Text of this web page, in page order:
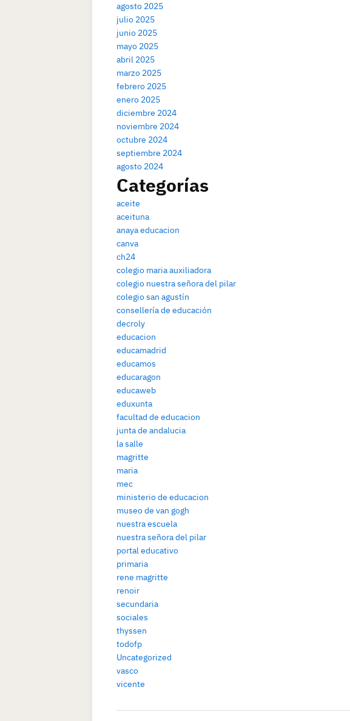
agosto 2025
julio 2025
junio 2025
mayo 2025
abril 2025
marzo 2025
febrero 2025
enero 2025
diciembre 2024
noviembre 2024
octubre 2024
septiembre 2024
agosto 2024
Categorías
aceite
aceituna
anaya educacion
canva
ch24
colegio maria auxiliadora
colegio nuestra señora del pilar
colegio san agustín
consellería de educación
decroly
educacion
educamadrid
educamos
educaragon
educaweb
eduxunta
facultad de educacion
junta de andalucia
la salle
magritte
maria
mec
ministerio de educacion
museo de van gogh
nuestra escuela
nuestra señora del pilar
portal educativo
primaria
rene magritte
renoir
secundaria
sociales
thyssen
todofp
Uncategorized
vasco
vicente